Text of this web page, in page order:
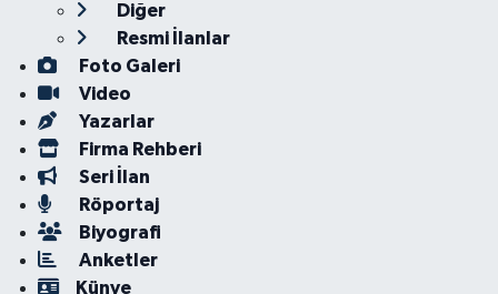
Diğer
Resmi İlanlar
Foto Galeri
Video
Yazarlar
Firma Rehberi
Seri İlan
Röportaj
Biyografi
Anketler
Künye